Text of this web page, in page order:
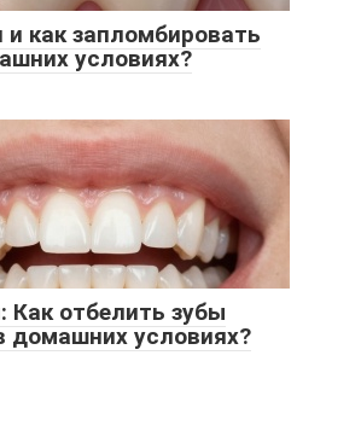
как запломбировать
условиях?
Как отбелить зубы
домашних условиях?